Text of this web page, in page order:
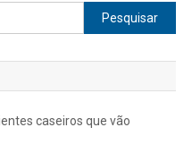
Pesquisar
por:
caseiros que vão